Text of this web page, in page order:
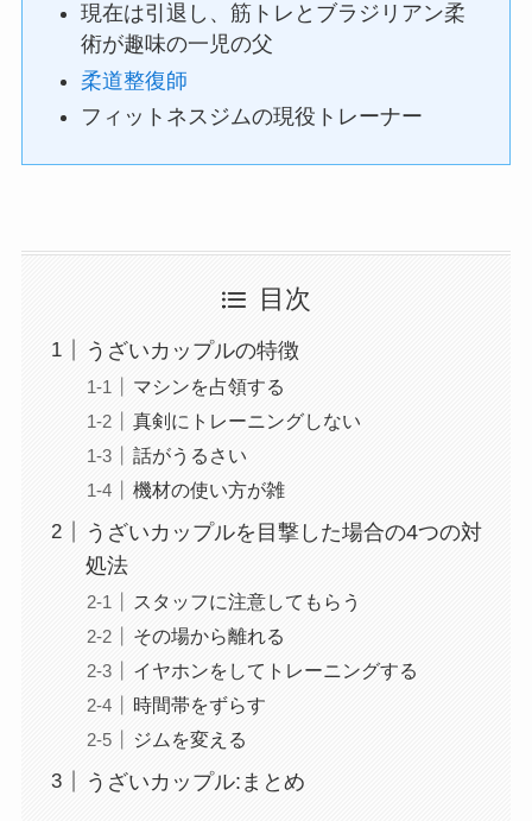
現在は引退し、筋トレとブラジリアン柔
術が趣味の一児の父
柔道整復師
フィットネスジムの現役トレーナー
目次
うざいカップルの特徴
マシンを占領する
真剣にトレーニングしない
話がうるさい
機材の使い方が雑
うざいカップルを目撃した場合の4つの対
処法
スタッフに注意してもらう
その場から離れる
イヤホンをしてトレーニングする
時間帯をずらす
ジムを変える
うざいカップル:まとめ